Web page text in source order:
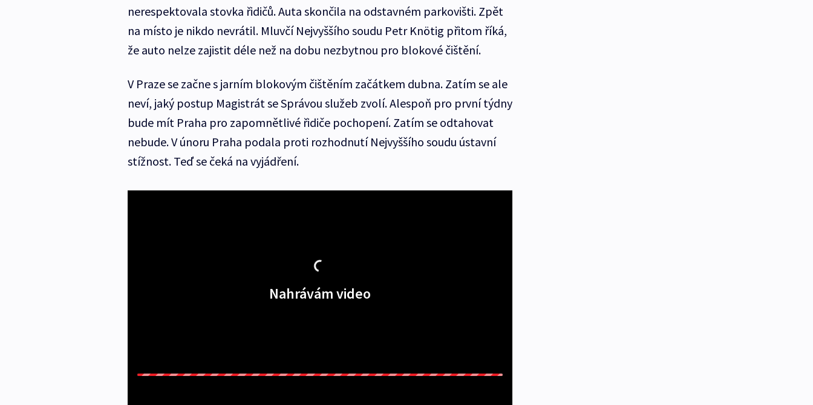
nerespektovala stovka řidičů. Auta skončila na odstavném parkovišti. Zpět
na místo je nikdo nevrátil. Mluvčí Nejvyššího soudu Petr Knötig přitom říká,
že auto nelze zajistit déle než na dobu nezbytnou pro blokové čištění.
V Praze se začne s jarním blokovým čištěním začátkem dubna. Zatím se ale
neví, jaký postup Magistrát se Správou služeb zvolí. Alespoň pro první týdny
bude mít Praha pro zapomnětlivé řidiče pochopení. Zatím se odtahovat
nebude. V únoru Praha podala proti rozhodnutí Nejvyššího soudu ústavní
stížnost. Teď se čeká na vyjádření.
Nahrávám video